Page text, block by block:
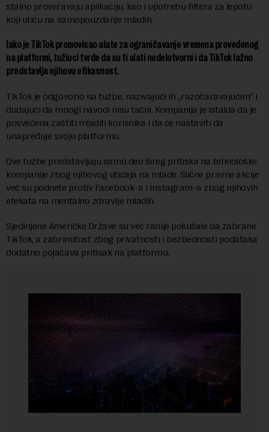
stalno proveravaju aplikaciju, kao i upotrebu filtera za lepotu
koji utiču na samopouzdanje mladih.
Iako je TikTok promovisao alate za ograničavanje vremena provedenog
na platformi, tužioci tvrde da su ti alati nedelotvorni i da TikTok lažno
predstavlja njihovu efikasnost.
TikTok je odgovorio na tužbe, nazivajući ih „razočaravajućim“ i
dodajući da mnogi navodi nisu tačni. Kompanija je istakla da je
posvećena zaštiti mladih korisnika i da će nastaviti da
unapređuje svoju platformu.
Ove tužbe predstavljaju samo deo šireg pritiska na tehnološke
kompanije zbog njihovog uticaja na mlade. Slične pravne akcije
već su podnete protiv Facebook-a i Instagram-a zbog njihovih
efekata na mentalno zdravlje mladih.
Sjedinjene Američke Države su već ranije pokušale da zabrane
TikTok, a zabrinutost zbog privatnosti i bezbednosti podataka
dodatno pojačava pritisak na platformu.